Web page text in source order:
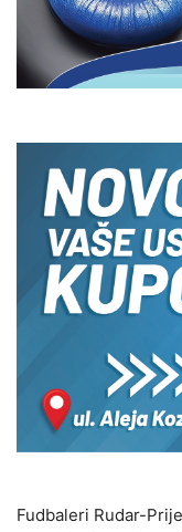
Fudbaleri Rudar-